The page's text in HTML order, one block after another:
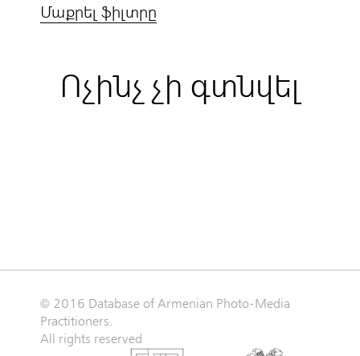
Մաքրել ֆիլտրը
Ոչինչ չի գտնվել
© 2016 Database of Armenian Photo-Media
Practitioners.
All rights reserved